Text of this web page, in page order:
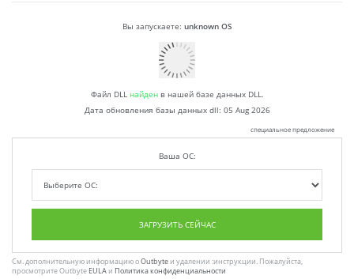
Вы запускаете: unknown OS
Файл DLL найденв нашей базе данных DLL.
Дата обновления базы данных dll: 05 Aug 2026
специальное предложение
Ваша ОС:
ЗАГРУЗИТЬ СЕЙЧАС
См. дополнительную информацию оOutbyteи удалении :инструкции. Пожалуйста,
просмотрите Outbyte EULAи Политика конфиденциальности